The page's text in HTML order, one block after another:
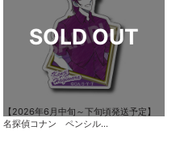
【2026年6月中旬～下旬頃発送予定】
名探偵コナン ペンシル...